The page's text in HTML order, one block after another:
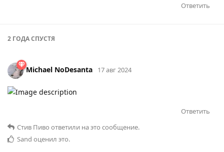
Ответить
2 ГОДАСПУСТЯ
Michael NoDesanta 17 авг 2024
Ответить
Стив Пиво ответили на это сообщение.
Sаnd оценил это.